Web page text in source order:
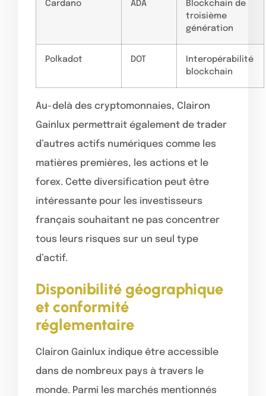
Cardano ADA
Blockchain de
troisième
génération
Polkadot DOT
Interopérabilité
blockchain
Au-delà des cryptomonnaies, Clairon
Gainlux permettrait également de trader
d’autres actifs numériques comme les
matières premières, les actions et le
forex. Cette diversification peut être
intéressante pour les investisseurs
français souhaitant ne pas concentrer
tous leurs risques sur un seul type
d’actif.
Disponibilité géographique
et conformité
réglementaire
Clairon Gainlux indique être accessible
dans de nombreux pays à travers le
monde. Parmi les marchés mentionnés